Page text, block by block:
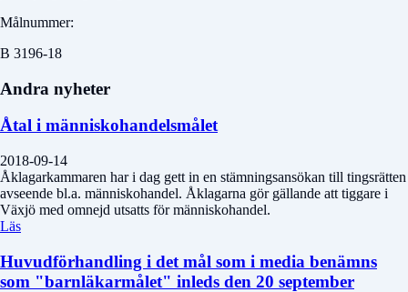
Målnummer:
B 3196-18
Andra nyheter
Åtal i människohandelsmålet
2018-09-14
Åklagarkammaren har i dag gett in en stämningsansökan till tingsrätten
avseende bl.a. människohandel. Åklagarna gör gällande att tiggare i
Växjö med omnejd utsatts för människohandel.
Läs
Huvudförhandling i det mål som i media benämns
som "barnläkarmålet" inleds den 20 september